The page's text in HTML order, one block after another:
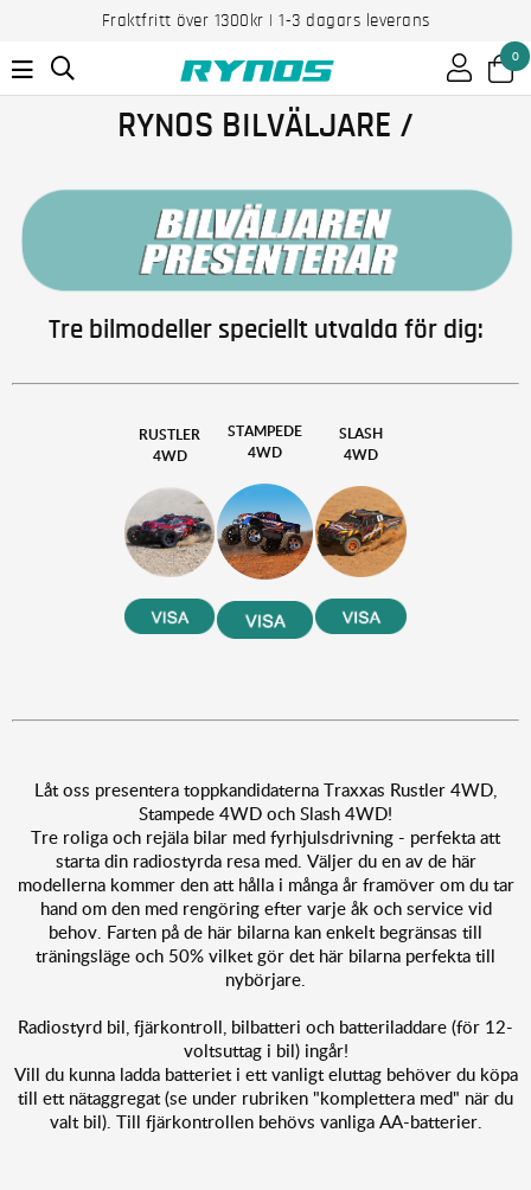
Fraktfritt över 1300kr | 1-3 dagars leverans
0
RYNOS BILVÄLJARE /
Tre bilmodeller speciellt utvalda för dig:
RUSTLER
4WD
STAMPEDE
4WD
SLASH
4WD
Låt oss presentera toppkandidaterna Traxxas Rustler 4WD,
Stampede 4WD och Slash 4WD!
Tre roliga och rejäla bilar med fyrhjulsdrivning - perfekta att
starta din radiostyrda resa med. Väljer du en av de här
modellerna kommer den att hålla i många år framöver om du tar
hand om den med rengöring efter varje åk och service vid
behov. Farten på de här bilarna kan enkelt begränsas till
träningsläge och 50% vilket gör det här bilarna perfekta till
nybörjare.
Radiostyrd bil, fjärkontroll, bilbatteri och batteriladdare (för 12-
voltsuttag i bil) ingår!
Vill du kunna ladda batteriet i ett vanligt eluttag behöver du köpa
till ett nätaggregat (se under rubriken "komplettera med" när du
valt bil). Till fjärkontrollen behövs vanliga AA-batterier.